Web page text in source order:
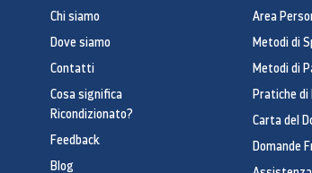
Chi siamo
Dove siamo
Contatti
Cosa significa
Ricondizionato?
Feedback
Blog
Area
Metodi di
Metodi di
Pratiche
Carta del
Domande